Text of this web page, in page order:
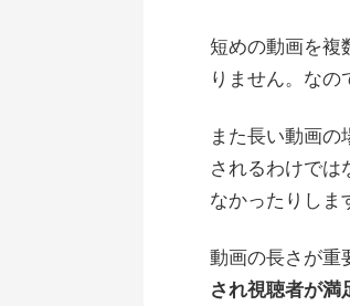
短めの動画を複
りません。なの
また長い動画
されるわけでは
なかったりしま
動画の長さが重
され視聴者が満